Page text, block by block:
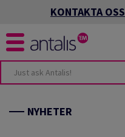
KONTAKTA OSS
NYHETER